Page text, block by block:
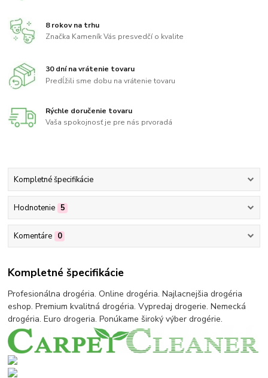
8 rokov na trhu
Značka Kameník Vás presvedčí o kvalite
30 dní na vrátenie tovaru
Predĺžili sme dobu na vrátenie tovaru
Rýchle doručenie tovaru
Vaša spokojnosť je pre nás prvoradá
Kompletné špecifikácie
Hodnotenie 5
Komentáre 0
Kompletné špecifikácie
Profesionálna drogéria. Online drogéria. Najlacnejšia drogéria
eshop. Premium kvalitná drogéria. Vypredaj drogerie. Nemecká
drogéria. Euro drogeria. Ponúkame široký výber drogérie.